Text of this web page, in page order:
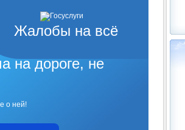
Жалобы на всё
на дороге, не
о ней!